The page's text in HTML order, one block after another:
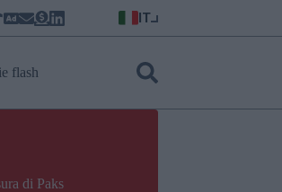
IT
flash
di Paks